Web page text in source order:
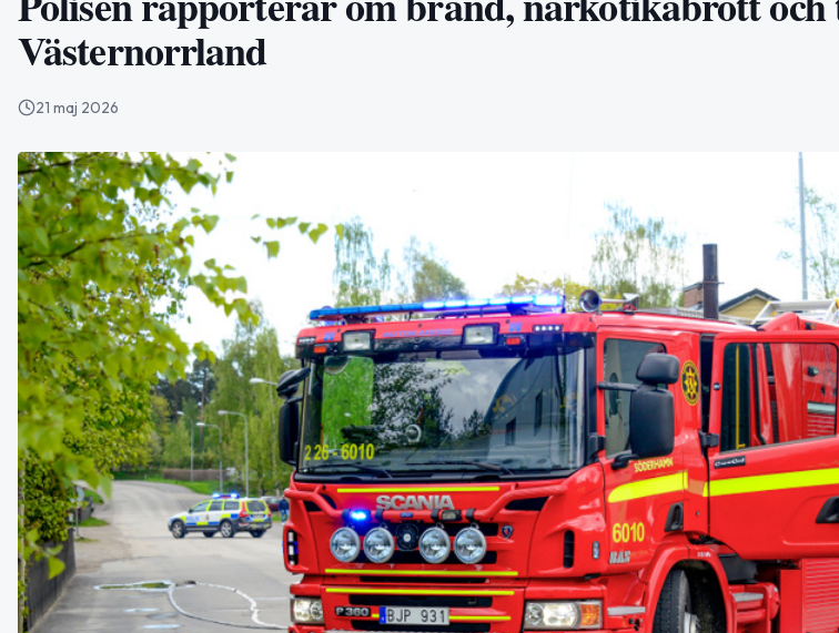
Västernorrland
21 maj 2026